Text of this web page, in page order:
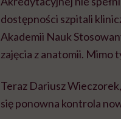
dostępności szpitali
Akademii Nauk
zajęcia z anatomii. Mimo
Teraz Dariusz
się ponowna kontrola